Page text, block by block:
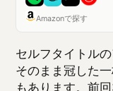
産声
Mr.Children ・